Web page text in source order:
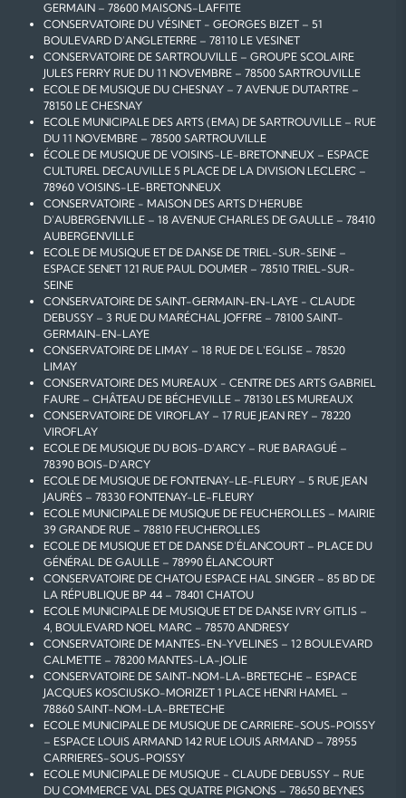
GERMAIN – 78600 MAISONS-LAFFITE
CONSERVATOIRE DU VÉSINET - GEORGES BIZET – 51
BOULEVARD D'ANGLETERRE – 78110 LE VESINET
CONSERVATOIRE DE SARTROUVILLE – GROUPE SCOLAIRE
JULES FERRY RUE DU 11 NOVEMBRE – 78500 SARTROUVILLE
ECOLE DE MUSIQUE DU CHESNAY – 7 AVENUE DUTARTRE –
78150 LE CHESNAY
ECOLE MUNICIPALE DES ARTS (EMA) DE SARTROUVILLE – RUE
DU 11 NOVEMBRE – 78500 SARTROUVILLE
ÉCOLE DE MUSIQUE DE VOISINS-LE-BRETONNEUX – ESPACE
CULTUREL DECAUVILLE 5 PLACE DE LA DIVISION LECLERC –
78960 VOISINS-LE-BRETONNEUX
CONSERVATOIRE - MAISON DES ARTS D'HERUBE
D'AUBERGENVILLE – 18 AVENUE CHARLES DE GAULLE – 78410
AUBERGENVILLE
ECOLE DE MUSIQUE ET DE DANSE DE TRIEL-SUR-SEINE –
ESPACE SENET 121 RUE PAUL DOUMER – 78510 TRIEL-SUR-
SEINE
CONSERVATOIRE DE SAINT-GERMAIN-EN-LAYE - CLAUDE
DEBUSSY – 3 RUE DU MARÉCHAL JOFFRE – 78100 SAINT-
GERMAIN-EN-LAYE
CONSERVATOIRE DE LIMAY – 18 RUE DE L'EGLISE – 78520
LIMAY
CONSERVATOIRE DES MUREAUX - CENTRE DES ARTS GABRIEL
FAURE – CHÂTEAU DE BÉCHEVILLE – 78130 LES MUREAUX
CONSERVATOIRE DE VIROFLAY – 17 RUE JEAN REY – 78220
VIROFLAY
ECOLE DE MUSIQUE DU BOIS-D'ARCY – RUE BARAGUÉ –
78390 BOIS-D'ARCY
ECOLE DE MUSIQUE DE FONTENAY-LE-FLEURY – 5 RUE JEAN
JAURÈS – 78330 FONTENAY-LE-FLEURY
ECOLE MUNICIPALE DE MUSIQUE DE FEUCHEROLLES – MAIRIE
39 GRANDE RUE – 78810 FEUCHEROLLES
ECOLE DE MUSIQUE ET DE DANSE D'ÉLANCOURT – PLACE DU
GÉNÉRAL DE GAULLE – 78990 ÉLANCOURT
CONSERVATOIRE DE CHATOU ESPACE HAL SINGER – 85 BD DE
LA RÉPUBLIQUE BP 44 – 78401 CHATOU
ECOLE MUNICIPALE DE MUSIQUE ET DE DANSE IVRY GITLIS –
4, BOULEVARD NOEL MARC – 78570 ANDRESY
CONSERVATOIRE DE MANTES-EN-YVELINES – 12 BOULEVARD
CALMETTE – 78200 MANTES-LA-JOLIE
CONSERVATOIRE DE SAINT-NOM-LA-BRETECHE – ESPACE
JACQUES KOSCIUSKO-MORIZET 1 PLACE HENRI HAMEL –
78860 SAINT-NOM-LA-BRETECHE
ECOLE MUNICIPALE DE MUSIQUE DE CARRIERE-SOUS-POISSY
– ESPACE LOUIS ARMAND 142 RUE LOUIS ARMAND – 78955
CARRIERES-SOUS-POISSY
ECOLE MUNICIPALE DE MUSIQUE - CLAUDE DEBUSSY – RUE
DU COMMERCE VAL DES QUATRE PIGNONS – 78650 BEYNES